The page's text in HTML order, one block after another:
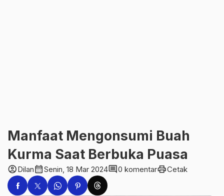
Manfaat Mengonsumi Buah
Kurma Saat Berbuka Puasa
account_circleDilancalendar_monthSenin, 18 Mar 2024comment0 komentarprintCetak